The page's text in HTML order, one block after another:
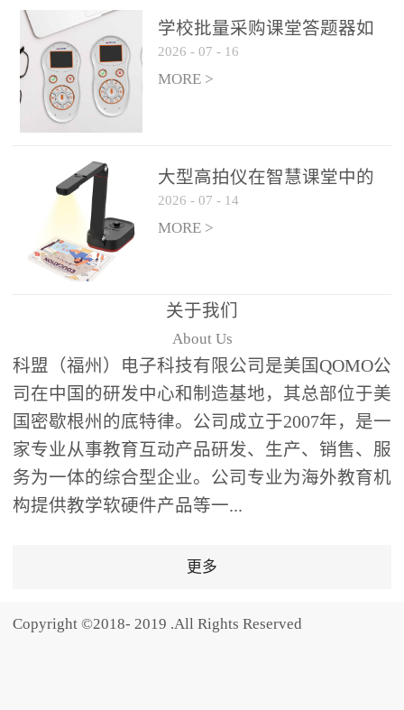
点讲解互动，还是课后即
时反馈，QVote 都能灵活
适配不同教学环节需求，
让教师专注于教学内容本
身，而非技术操作。多元
热情QVote 提供了丰富的
互动功能矩阵，满足不同
学科、不同教学目标的互
动需求：即时答题：支持
单选题、多选题、判断题
等基础题型，学生通过答
题器快速响应，系统实时
统计答题数据并生成可视
化图表，让教师瞬间掌握
学生知识掌握情况。主观
反馈：包含简答题、观点
阐述等开放式互动，鼓励
学生自由表达思考过程，
培养批判性思维与表达能
功能增加课堂趣味性，同
学校批量采购课堂答题器如
何选厂家
2026 - 07 - 16
MORE >
大型高拍仪在智慧课堂中的
实际应用
2026 - 07 - 14
MORE >
关于我们
About Us
科盟（福州）电子科技有限公司是美国QOMO公
司在中国的研发中心和制造基地，其总部位于美
国密歇根州的底特律。公司成立于2007年，是一
家专业从事教育互动产品研发、生产、销售、服
务为一体的综合型企业。公司专业为海外教育机
构提供教学软硬件产品等一...
更多
Copyright ©2018- 2019 .All Rights Reserved